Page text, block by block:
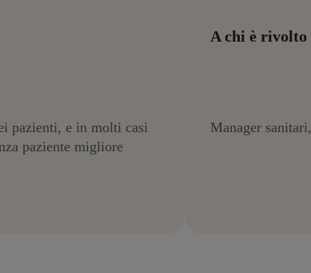
pazienti, e in molti casi
paziente migliore
A chi è rivolto
Manager